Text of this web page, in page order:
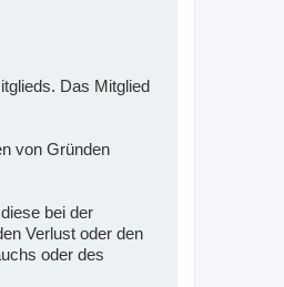
Das Mitglied
von Gründen
bei der
Verlust oder den
oder des